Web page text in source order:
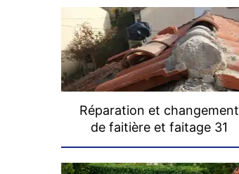
Réparation et changement
de faitière et faitage 31